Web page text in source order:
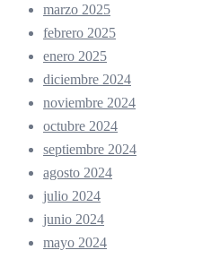
marzo 2025
febrero 2025
enero 2025
diciembre 2024
noviembre 2024
octubre 2024
septiembre 2024
agosto 2024
julio 2024
junio 2024
mayo 2024